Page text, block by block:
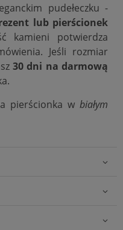
pudełeczku -
lub pierścionek
kamieni potwierdza
Jeśli rozmiar
30 dni na darmową
pierścionka w białym